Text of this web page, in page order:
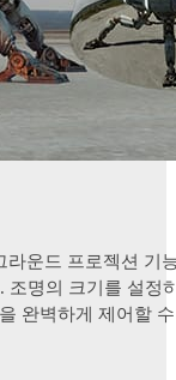
라운드 프로젝션 기
조명의 크기를 설정
완벽하게 제어할 수